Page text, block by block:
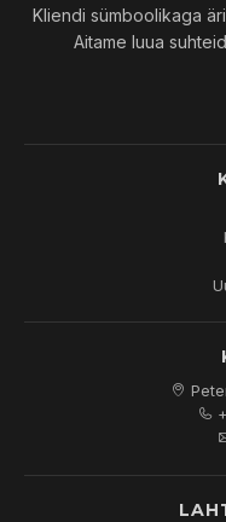
Kliendi sümboolikaga
Aitame luua